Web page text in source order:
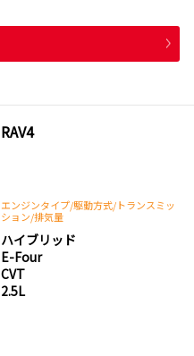
RAV4
エンジンタイプ/駆動方式/トランスミッ
ション/排気量
ハイブリッド
E-Four
CVT
2.5L